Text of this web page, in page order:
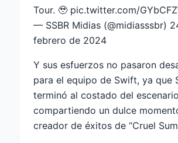
Tour. 🥹 pic.twitter.com/
— SSBR Midias (@midiasssbr)
febrero de 2024
Y sus esfuerzos no pasaron
para el equipo de Swift, ya que
terminó al costado del escenario
compartiendo un dulce
creador de éxitos de “Cruel